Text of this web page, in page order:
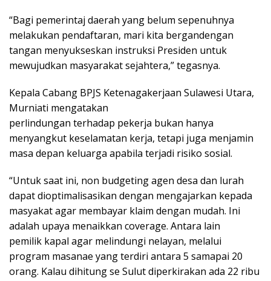
“Bagi pemerintaj daerah yang belum sepenuhnya
melakukan pendaftaran, mari kita bergandengan
tangan menyukseskan instruksi Presiden untuk
mewujudkan masyarakat sejahtera,” tegasnya.
Kepala Cabang BPJS Ketenagakerjaan Sulawesi Utara,
Murniati mengatakan
perlindungan terhadap pekerja bukan hanya
menyangkut keselamatan kerja, tetapi juga menjamin
masa depan keluarga apabila terjadi risiko sosial.
“Untuk saat ini, non budgeting agen desa dan lurah
dapat dioptimalisasikan dengan mengajarkan kepada
masyakat agar membayar klaim dengan mudah. Ini
adalah upaya menaikkan coverage. Antara lain
pemilik kapal agar melindungi nelayan, melalui
program masanae yang terdiri antara 5 samapai 20
orang. Kalau dihitung se Sulut diperkirakan ada 22 ribu